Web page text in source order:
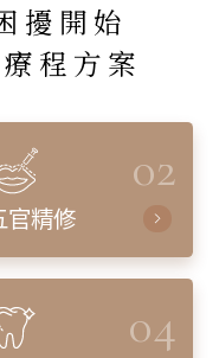
擾開始
程方案
02
官精修
04